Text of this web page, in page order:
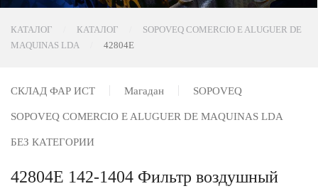
КАТАЛОГ КАТАЛОГ
SOPOVEQ COMERCIO E ALUGUER DE
MAQUINAS LDA
42804E
СКЛАД ФАР ИСТ Магадан SOPOVEQ
SOPOVEQ COMERCIO E ALUGUER DE MAQUINAS LDA
БЕЗ КАТЕГОРИИ
42804E 142-1404 Фильтр воздушный